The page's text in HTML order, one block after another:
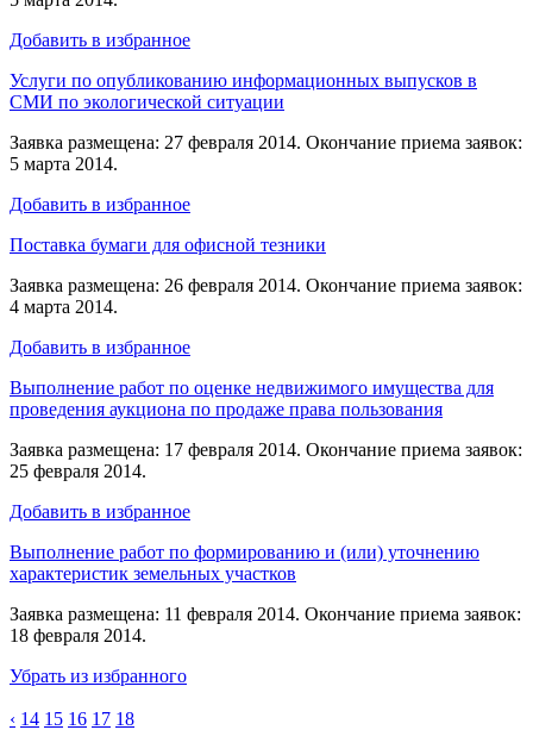
Добавить в избранное
Услуги по опубликованию информационных выпусков в
СМИ по экологической ситуации
Заявка размещена: 27 февраля 2014. Окончание приема заявок:
5 марта 2014.
Добавить в избранное
Поставка бумаги для офисной тезники
Заявка размещена: 26 февраля 2014. Окончание приема заявок:
4 марта 2014.
Добавить в избранное
Выполнение работ по оценке недвижимого имущества для
проведения аукциона по продаже права пользования
Заявка размещена: 17 февраля 2014. Окончание приема заявок:
25 февраля 2014.
Добавить в избранное
Выполнение работ по формированию и (или) уточнению
характеристик земельных участков
Заявка размещена: 11 февраля 2014. Окончание приема заявок:
18 февраля 2014.
Убрать из избранного
‹ 14 15 16 17 18